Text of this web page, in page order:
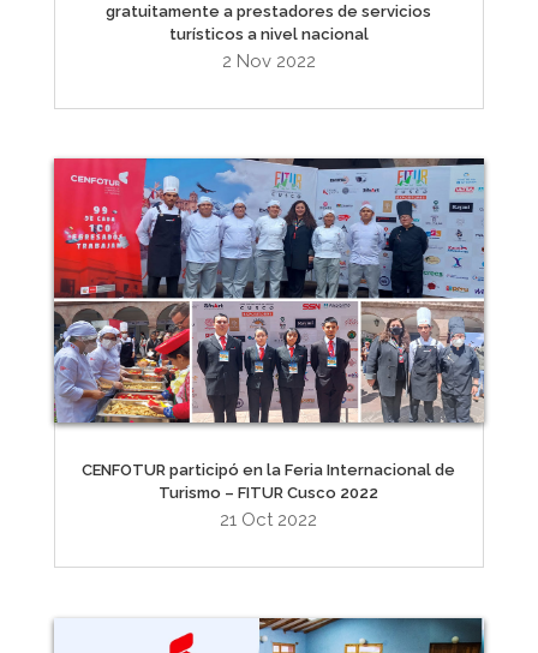
gratuitamente a prestadores de servicios
turísticos a nivel nacional
2 Nov 2022
CENFOTUR participó en la Feria Internacional de
Turismo – FITUR Cusco 2022
21 Oct 2022